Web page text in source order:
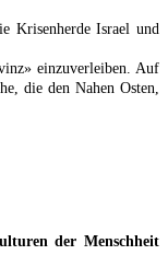
Krisenherde Israel und
einzuverleiben. Auf
die den Nahen Osten,
der Menschheit